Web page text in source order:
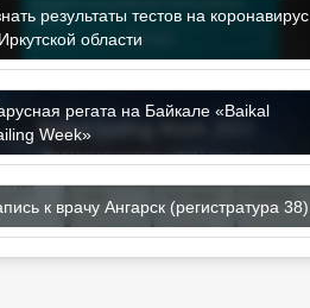
результаты тестов на коронавирус
области
регата на Байкале «Baikal
Week»
к врачу Ангарск (регистратура 38)